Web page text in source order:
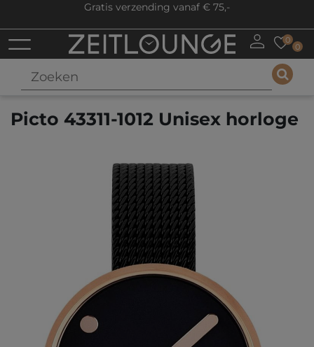
Gratis verzending vanaf € 75,-
0
0
Picto 43311-1012 Unisex horloge